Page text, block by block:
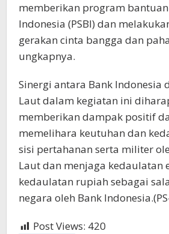
memberikan program
Indonesia (PSBI) dan
gerakan cinta bangga dan
ungkapnya.
Sinergi antara Bank Indonesia
Laut dalam kegiatan ini
memberikan dampak positif
memelihara keutuhan dan
sisi pertahanan serta militer
Laut dan menjaga kedaulatan
kedaulatan rupiah sebagai
negara oleh Bank
Post Views: 420